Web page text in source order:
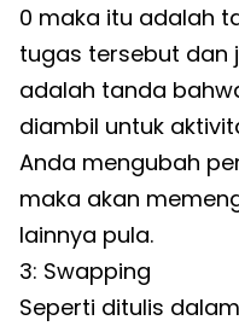
0 maka itu adalah
tugas tersebut dan
adalah tanda
diambil untuk
Anda mengubah
maka akan
lainnya pula.
3: Swapping
Seperti ditulis